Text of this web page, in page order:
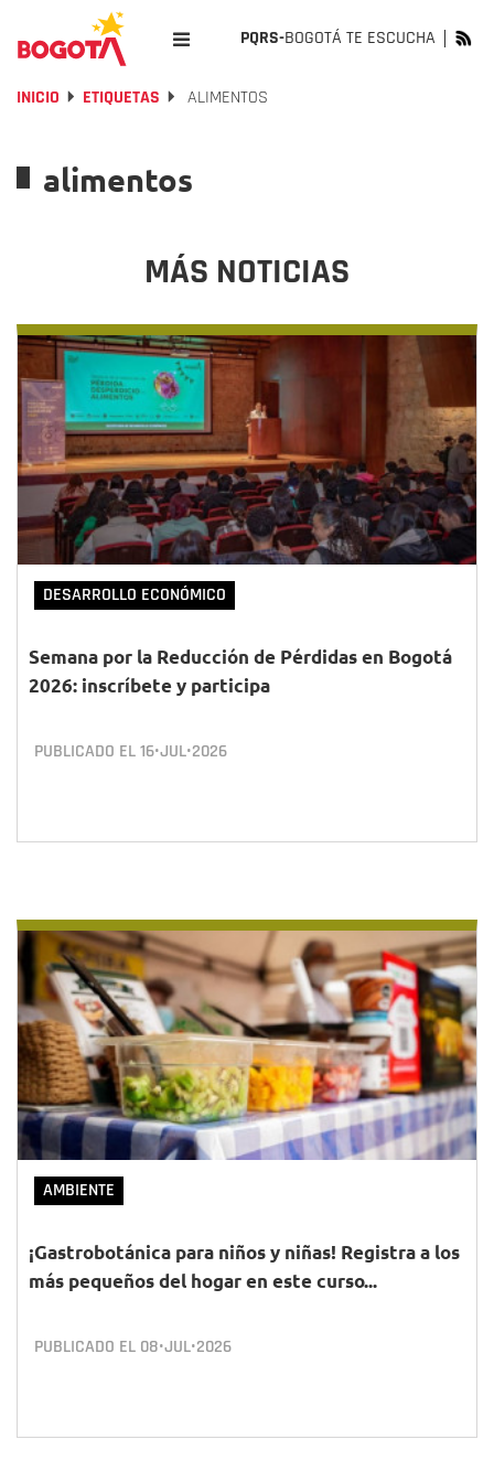
PQRS-BOGOTÁ TE ESCUCHA
INICIO ETIQUETAS ALIMENTOS
alimentos
MÁS NOTICIAS
DESARROLLO ECONÓMICO
Semana por la Reducción de Pérdidas en Bogotá
2026: inscríbete y participa
PUBLICADO EL16•JUL•2026
AMBIENTE
¡Gastrobotánica para niños y niñas! Registra a los
más pequeños del hogar en este curso...
PUBLICADO EL 08•JUL•2026